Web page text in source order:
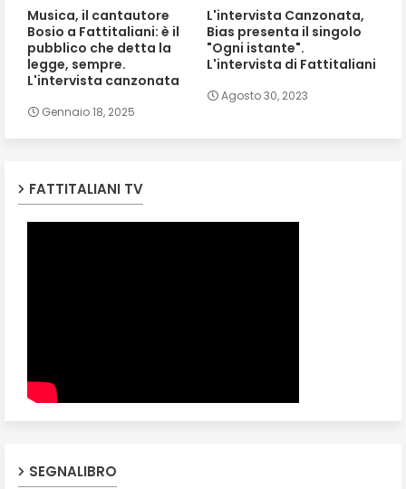
Musica, il cantautore
Bosio a Fattitaliani: è il
pubblico che detta la
legge, sempre.
L'intervista canzonata
Gennaio 18, 2025
L'intervista Canzonata,
Bias presenta il singolo
"Ogni istante".
L'intervista di Fattitaliani
Agosto 30, 2023
FATTITALIANI TV
SEGNALIBRO